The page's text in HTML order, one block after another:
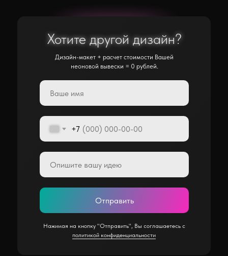
Хотите другой дизайн?
Дизайн-макет + расчет стоимости Вашей
неоновой вывески = 0 рублей.
+7
Отправить
Нажимая на кнопку "Отправить", Вы соглашаетесь с
политикой конфиденциальности
Хотите другой дизайн?